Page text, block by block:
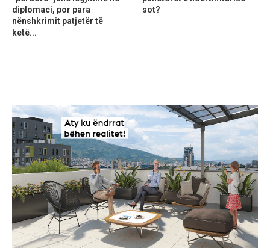
diplomaci, por para
nënshkrimit patjetër të
ketë...
sot?